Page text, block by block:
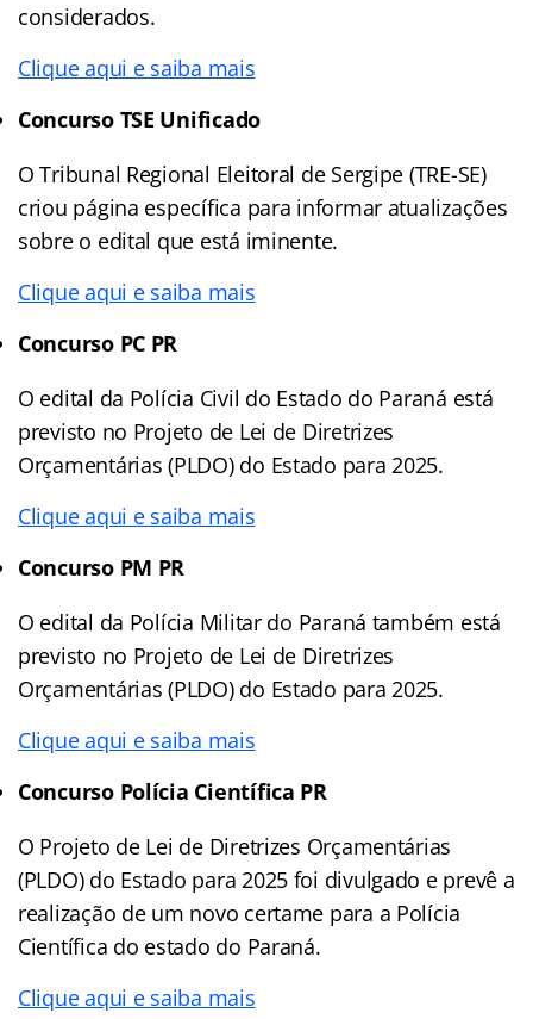
considerados.
Clique aqui e saiba mais
Concurso TSE Unificado
O Tribunal Regional Eleitoral de Sergipe (TRE-SE)
criou página específica para informar atualizações
sobre o edital que está iminente.
Clique aqui e saiba mais
Concurso PC PR
O edital da Polícia Civil do Estado do Paraná está
previsto no Projeto de Lei de Diretrizes
Orçamentárias (PLDO) do Estado para 2025.
Clique aqui e saiba mais
Concurso PM PR
O edital da Polícia Militar do Paraná também está
previsto no Projeto de Lei de Diretrizes
Orçamentárias (PLDO) do Estado para 2025.
Clique aqui e saiba mais
Concurso Polícia Científica PR
O Projeto de Lei de Diretrizes Orçamentárias
(PLDO) do Estado para 2025 foi divulgado e prevê a
realização de um novo certame para a Polícia
Científica do estado do Paraná.
Clique aqui e saiba mais